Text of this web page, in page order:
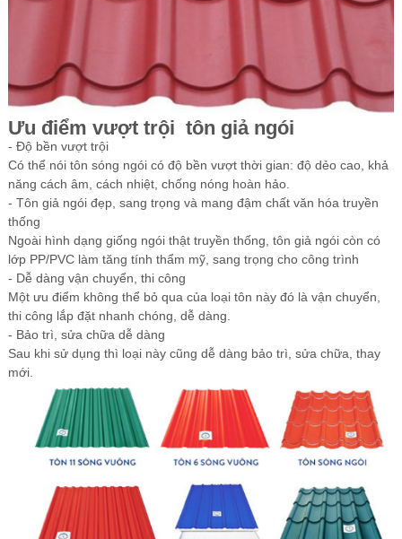
Ưu điểm vượt trội tôn giả ngói
- Độ bền vượt trội
Có thể nói tôn sóng ngói có độ bền vượt thời gian: độ dẻo cao, khả
năng cách âm, cách nhiệt, chống nóng hoàn hảo.
- Tôn giả ngói đẹp, sang trọng và mang đậm chất văn hóa truyền
thống
Ngoài hình dạng giống ngói thật truyền thống, tôn giả ngói còn có
lớp PP/PVC làm tăng tính thẩm mỹ, sang trọng cho công trình
- Dễ dàng vận chuyển, thi công
Một ưu điểm không thể bỏ qua của loại tôn này đó là vận chuyển,
thi công lắp đặt nhanh chóng, dễ dàng.
- Bảo trì, sửa chữa dễ dàng
Sau khi sử dụng thì loại này cũng dễ dàng bảo trì, sửa chữa, thay
mới.